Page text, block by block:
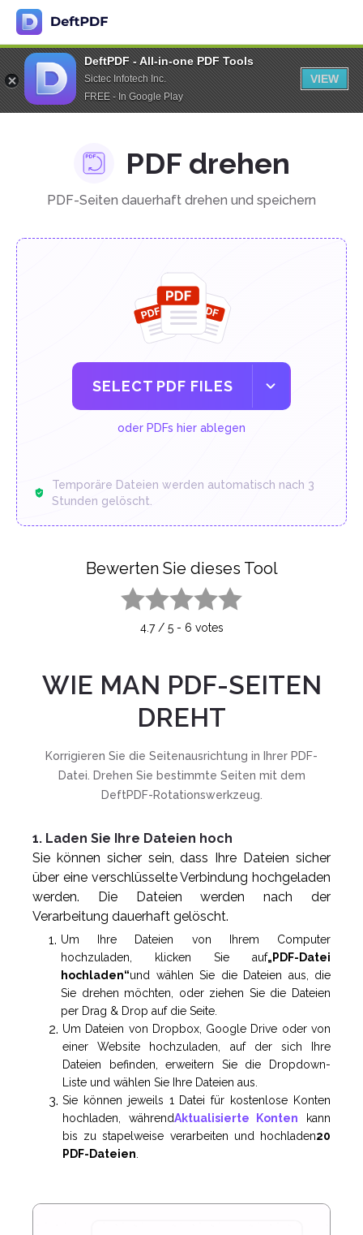
DeftPDF - All-in-one PDF Tools
Sictec Infotech Inc.
FREE - In Google Play
VIEW
PDF drehen
PDF-Seiten dauerhaft drehen und speichern
SELECT PDF FILES
oder PDFs hier ablegen
Temporäre Dateien werden automatisch nach 3
Stunden gelöscht.
Bewerten Sie dieses Tool
4.7/ 5- 6 votes
WIE MAN PDF-SEITEN
DREHT
Korrigieren Sie die Seitenausrichtung in Ihrer PDF-
Datei. Drehen Sie bestimmte Seiten mit dem
DeftPDF-Rotationswerkzeug.
1. Laden Sie Ihre Dateien hoch
Sie können sicher sein, dass Ihre Dateien sicher
über eine verschlüsselte Verbindung hochgeladen
werden. Die Dateien werden nach der
Verarbeitung dauerhaft gelöscht.
Um Ihre Dateien von Ihrem Computer
hochzuladen, klicken Sie auf„PDF-Datei
hochladen“und wählen Sie die Dateien aus, die
Sie drehen möchten, oder ziehen Sie die Dateien
per Drag & Drop auf die Seite.
Um Dateien von Dropbox, Google Drive oder von
einer Website hochzuladen, auf der sich Ihre
Dateien befinden, erweitern Sie die Dropdown-
Liste und wählen Sie Ihre Dateien aus.
Sie können jeweils 1 Datei für kostenlose Konten
hochladen, währendAktualisierte Konten kann
bis zu stapelweise verarbeiten und hochladen20
PDF-Dateien